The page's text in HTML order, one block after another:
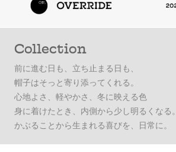
Collection
前に進む日も、立ち止まる日も、
帽子はそっと寄り添ってくれる。
心地よさ、軽やかさ、冬に映える色
身に着けたとき、内側から少し明るくなる。
かぶることから生まれる喜びを、日常に。